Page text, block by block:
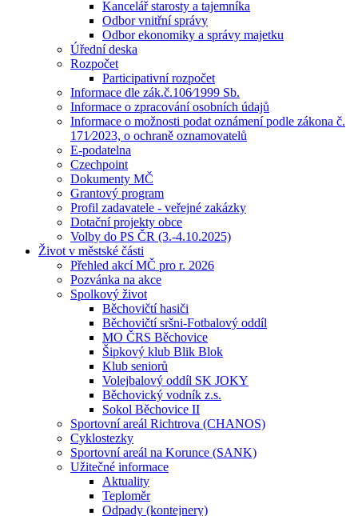
Kancelář starosty a tajemníka
Odbor vnitřní správy
Odbor ekonomiky a správy majetku
Úřední deska
Rozpočet
Participativní rozpočet
Informace dle zák.č.106⁄1999 Sb.
Informace o zpracování osobních údajů
Informace o možnosti podat oznámení podle zákona č.
171⁄2023, o ochraně oznamovatelů
E-podatelna
Czechpoint
Dokumenty MČ
Grantový program
Profil zadavatele - veřejné zakázky
Dotační projekty obce
Volby do PS ČR (3.-4.10.2025)
Život v městské části
Přehled akcí MČ pro r. 2026
Pozvánka na akce
Spolkový život
Běchovičtí hasiči
Běchovičtí sršni-Fotbalový oddíl
MO ČRS Běchovice
Šipkový klub Blik Blok
Klub seniorů
Volejbalový oddíl SK JOKY
Běchovický vodník z.s.
Sokol Běchovice II
Sportovní areál Richtrova (CHANOS)
Cyklostezky
Sportovní areál na Korunce (SANK)
Užitečné informace
Aktuality
Teploměr
Odpady (kontejnery)